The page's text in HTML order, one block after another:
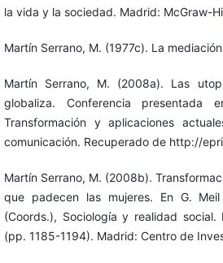
la vida y la sociedad. Madrid: McGraw-
Martín Serrano, M. (1977c). La
Martín Serrano, M. (2008a). Las
globaliza. Conferencia
Transformación y aplicaciones
comunicación. Recuperado de http://
Martín Serrano, M. (2008b).
que padecen las mujeres. En G.
(Coords.), Sociología y realidad
(pp. 1185-1194). Madrid: Centro de